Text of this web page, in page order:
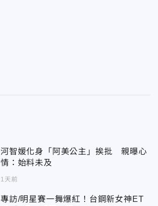
河智媛化身「阿美公主」挨批 親曝心
情：始料未及
1天前
專訪/明星賽一舞爆紅！台鋼新女神ET